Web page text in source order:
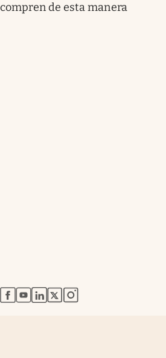
compren de esta manera
abre en nueva pestaña
abre en nueva pestaña
abre en nueva pestaña
abre en nueva pestaña
abre en nueva pestaña